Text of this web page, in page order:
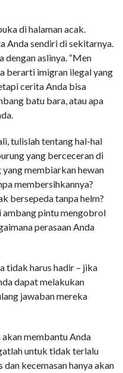
di halaman acak.
Anda sendiri di sekitarnya.
dengan aslinya. “Men
berarti imigran ilegal yang
cerita Anda bisa
batu bara, atau apa
tulislah tentang hal-hal
yang berceceran di
membiarkan hewan
membersihkannya?
bersepeda tanpa helm?
pintu mengobrol
perasaan Anda
tidak harus hadir – jika
dapat melakukan
jawaban mereka
membantu Anda
untuk tidak terlalu
kecemasan hanya akan